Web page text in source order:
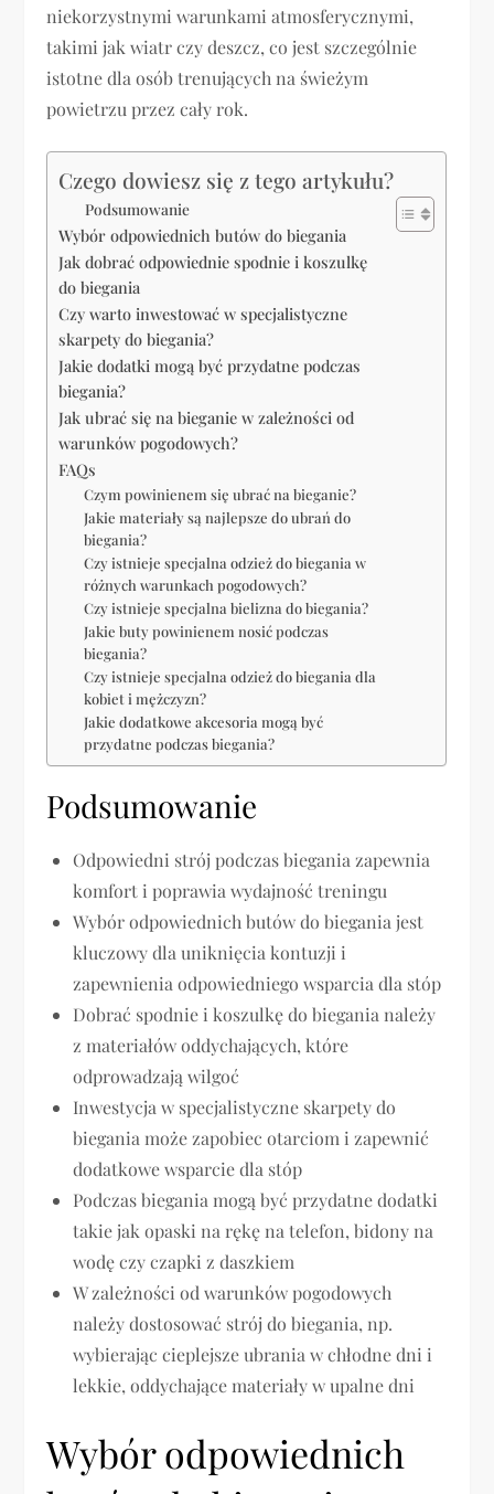
niekorzystnymi warunkami atmosferycznymi,
takimi jak wiatr czy deszcz, co jest szczególnie
istotne dla osób trenujących na świeżym
powietrzu przez cały rok.
Czego dowiesz się z tego artykułu?
Podsumowanie
Wybór odpowiednich butów do biegania
Jak dobrać odpowiednie spodnie i koszulkę
do biegania
Czy warto inwestować w specjalistyczne
skarpety do biegania?
Jakie dodatki mogą być przydatne podczas
biegania?
Jak ubrać się na bieganie w zależności od
warunków pogodowych?
FAQs
Czym powinienem się ubrać na bieganie?
Jakie materiały są najlepsze do ubrań do
biegania?
Czy istnieje specjalna odzież do biegania w
różnych warunkach pogodowych?
Czy istnieje specjalna bielizna do biegania?
Jakie buty powinienem nosić podczas
biegania?
Czy istnieje specjalna odzież do biegania dla
kobiet i mężczyzn?
Jakie dodatkowe akcesoria mogą być
przydatne podczas biegania?
Podsumowanie
Odpowiedni strój podczas biegania zapewnia
komfort i poprawia wydajność treningu
Wybór odpowiednich butów do biegania jest
kluczowy dla uniknięcia kontuzji i
zapewnienia odpowiedniego wsparcia dla stóp
Dobrać spodnie i koszulkę do biegania należy
z materiałów oddychających, które
odprowadzają wilgoć
Inwestycja w specjalistyczne skarpety do
biegania może zapobiec otarciom i zapewnić
dodatkowe wsparcie dla stóp
Podczas biegania mogą być przydatne dodatki
takie jak opaski na rękę na telefon, bidony na
wodę czy czapki z daszkiem
W zależności od warunków pogodowych
należy dostosować strój do biegania, np.
wybierając cieplejsze ubrania w chłodne dni i
lekkie, oddychające materiały w upalne dni
Wybór odpowiednich